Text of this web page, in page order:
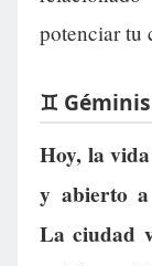
potenciar tu
♊
Hoy, la
y abierto a
La ciudad